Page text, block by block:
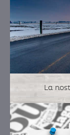
La